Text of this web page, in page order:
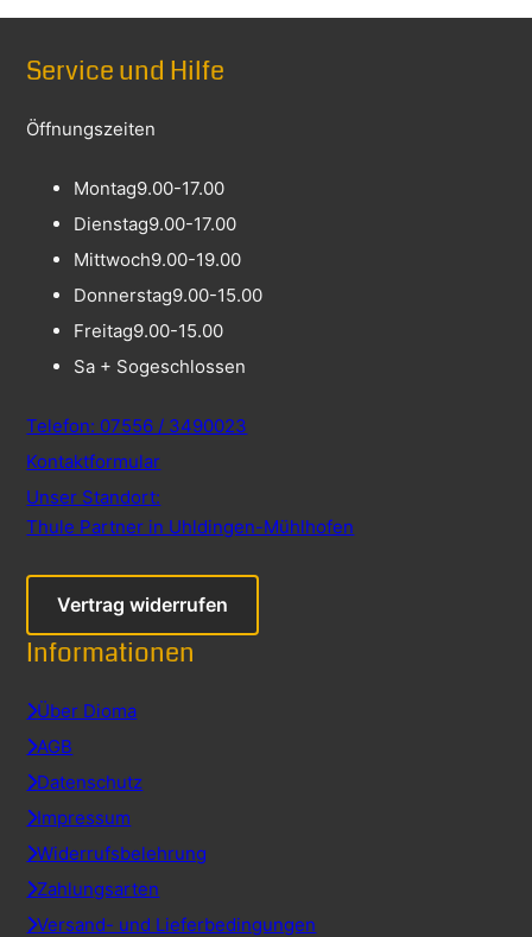
Service und Hilfe
Öffnungszeiten
Montag9.00-17.00
Dienstag9.00-17.00
Mittwoch9.00-19.00
Donnerstag9.00-15.00
Freitag9.00-15.00
Sa + Sogeschlossen
Telefon: 07556 / 3490023
Kontaktformular
Unser Standort:
Thule Partner in Uhldingen-Mühlhofen
Vertrag widerrufen
Informationen
Über Dioma
AGB
Datenschutz
Impressum
Widerrufsbelehrung
Zahlungsarten
Versand- und Lieferbedingungen